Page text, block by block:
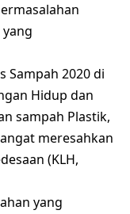
Sampah 2020 di
Hidup dan
sampah Plastik,
meresahkan
(KLH,
yang